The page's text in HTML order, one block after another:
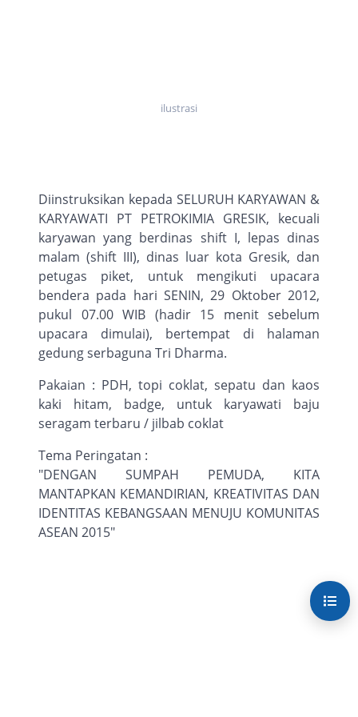
ilustrasi
Diinstruksikan kepada SELURUH KARYAWAN &
KARYAWATI PT PETROKIMIA GRESIK, kecuali
karyawan yang berdinas shift I, lepas dinas
malam (shift III), dinas luar kota Gresik, dan
petugas piket, untuk mengikuti upacara
bendera pada hari SENIN, 29 Oktober 2012,
pukul 07.00 WIB (hadir 15 menit sebelum
upacara dimulai), bertempat di halaman
gedung serbaguna Tri Dharma.
Pakaian : PDH, topi coklat, sepatu dan kaos
kaki hitam, badge, untuk karyawati baju
seragam terbaru / jilbab coklat
Tema Peringatan :
"DENGAN SUMPAH PEMUDA, KITA
MANTAPKAN KEMANDIRIAN, KREATIVITAS DAN
IDENTITAS KEBANGSAAN MENUJU KOMUNITAS
ASEAN 2015"